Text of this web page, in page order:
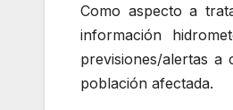
Como aspecto a
información
previsiones/alertas
población afectada.